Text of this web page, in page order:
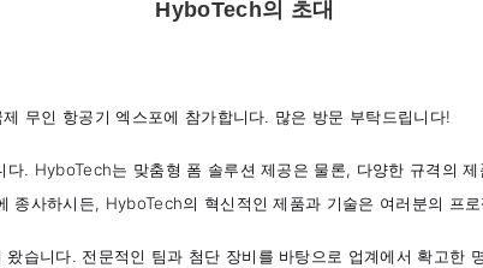
HyboTech의 초대
무인 항공기 엑스포에 참가합니다. 많은 방문 부탁드립니다!
. HyboTech는 맞춤형 폼 솔루션 제공은 물론, 다양한 규격의
사하시든, HyboTech의 혁신적인 제품과 기술은 여러분의 프
습니다. 전문적인 팀과 첨단 장비를 바탕으로 업계에서 확고한